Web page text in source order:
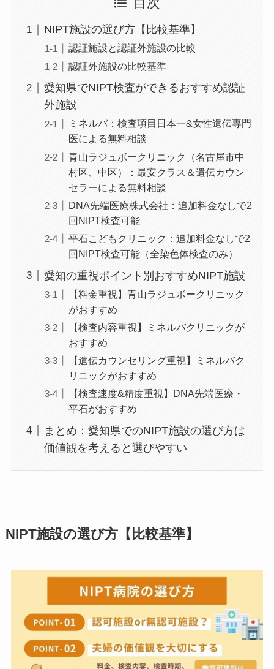
目次
NIPT施設の選び方【比較基準】
認証施設と認証外施設の比較
認証外施設の比較基準
愛知県でNIPT検査ができるおすすめ認証
外施設
ミネルバ：検査項目日本一&女性遺伝専門
医による無料相談
青山ラジュボークリニック（名古屋市中
村区、中区）：最安クラス＆遺伝カウン
セラーによる無料相談
DNA先端医療株式会社：追加料金なしで2
回NIPT検査可能
平石こどもクリニック：追加料金なしで2
回NIPT検査可能（全染色体検査のみ）
愛知の重視ポイント別おすすめNIPT施設
【料金重視】青山ラジュボークリニック
がおすすめ
【検査内容重視】ミネルバクリニックが
おすすめ
【遺伝カウンセリング重視】ミネルバク
リニックがおすすめ
【検査速度&精度重視】DNA先端医療・
平石がおすすめ
まとめ：愛知県でのNIPT施設の選び方は
価値観を考えると選びやすい
NIPT施設の選び方【比較基準】